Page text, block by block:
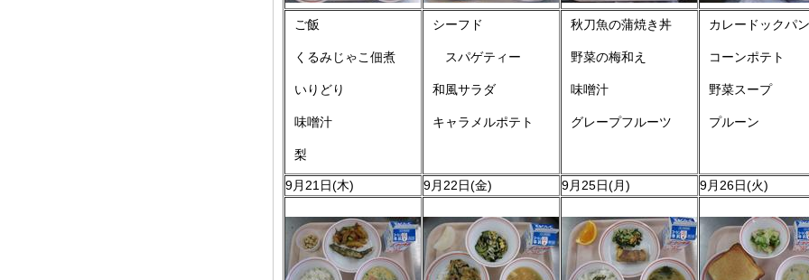
ご飯
くるみじゃこ佃煮
いりどり
味噌汁
梨
シーフド
スパゲティー
和風サラダ
キャラメルポテト
秋刀魚の蒲焼き丼
野菜の梅和え
味噌汁
グレープフルーツ
カレードックパン
コーンポテト
野菜スープ
プルーン
9月21日(木) 9月22日(金) 9月25日(月) 9月26日(火)